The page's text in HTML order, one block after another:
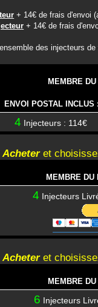
+ 14€ de frais d'envoi
+ 14€ de frais
des injecteurs
MEMBRE
ENVOI POSTAL INCLUS :
4 Injecteurs : 114€
Acheteret
MEMBRE DU
4 Injecteurs
Acheteret
MEMBRE
6 Injecteurs